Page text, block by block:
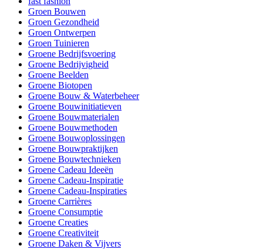
Groen Bouwen
Groen Gezondheid
Groen Ontwerpen
Groen Tuinieren
Groene Bedrijfsvoering
Groene Bedrijvigheid
Groene Beelden
Groene Biotopen
Groene Bouw & Waterbeheer
Groene Bouwinitiatieven
Groene Bouwmaterialen
Groene Bouwmethoden
Groene Bouwoplossingen
Groene Bouwpraktijken
Groene Bouwtechnieken
Groene Cadeau Ideeën
Groene Cadeau-Inspiratie
Groene Cadeau-Inspiraties
Groene Carrières
Groene Consumptie
Groene Creaties
Groene Creativiteit
Groene Daken & Vijvers